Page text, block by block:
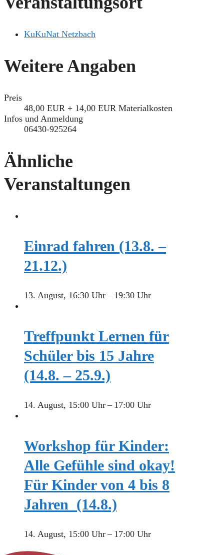
KuKuNat Netzbach
Weitere Angaben
Preis
48,00 EUR + 14,00 EUR Materialkosten
Infos und Anmeldung
06430-925264
Ähnliche
Veranstaltungen
Einrad fahren (13.8. –
21.12.)
13. August, 16:30 Uhr– 19:30 Uhr
Treffpunkt Lernen für
Schüler bis 15 Jahre
(14.8. – 25.9.)
14. August, 15:00 Uhr– 17:00 Uhr
Workshop für Kinder:
Alle Gefühle sind okay!
Für Kinder von 4 bis 8
Jahren (14.8.)
14. August, 15:00 Uhr– 17:00 Uhr